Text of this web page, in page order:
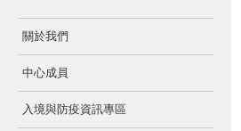
關於我們
中心成員
入境與防疫資訊專區